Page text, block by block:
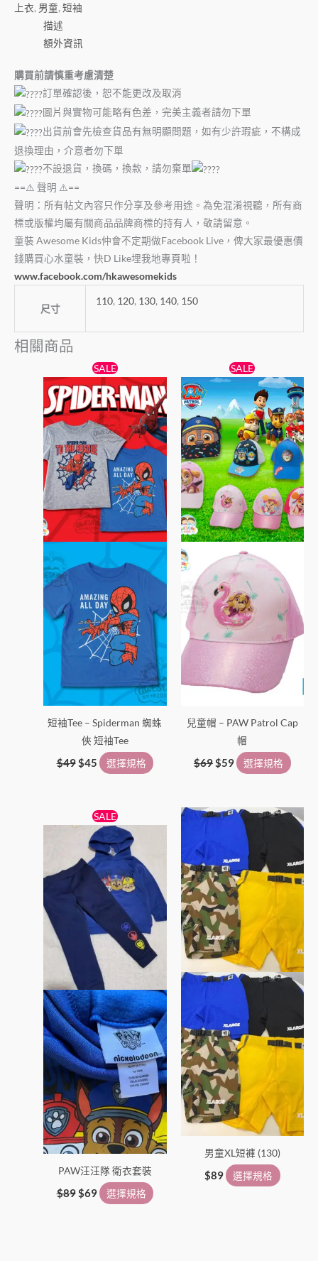
上衣, 男童, 短袖
描述
額外資訊
購買前請慎重考慮清楚
訂單確認後，恕不能更改及取消
圖片與實物可能略有色差，完美主義者請勿下單
出貨前會先檢查貨品有無明顯問題，如有少許瑕疵，不構成
退換理由，介意者勿下單
不設退貨，換碼，換款，請勿棄單
==⚠️ 聲明 ⚠️==
聲明：所有帖文內容只作分享及參考用途。為免混淆視聽，所有商
標或版權均屬有關商品品牌商標的持有人，敬請留意。
童裝 Awesome Kids仲會不定期做Facebook Live，俾大家最優惠價
錢購買心水童裝，快D Like埋我地專頁啦！
www.facebook.com/hkawesomekids
尺寸
110, 120, 130, 140, 150
相關商品
SALE
短袖Tee – Spiderman 蜘蛛
俠 短袖Tee
$49
始
價
格：
$49。
$45
目
前
價
格：
$45。
選擇規格
產
品
有
多
種
式。
可
產
頁
選
選
項
SALE
兒童帽 – PAW Patrol Cap
帽
$69
始
格：
$69。
$59
目
前
格：
$59。
選擇規格
產
品
有
多
種
款
式。
可
在
產
面
選
擇
選
SALE
PAW汪汪隊 衛衣套裝
$89
始
格：
$89。
$69
目
前
價
格：
$69。
選擇規格
多
款
可
產
品
頁
面
選
擇
選
項
男童XL短褲 (130)
$89 選擇規格
此
有
多
款
在
頁
面